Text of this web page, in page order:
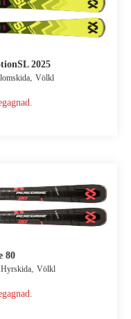
2025
Völkl
80
Hyrskida, Völkl